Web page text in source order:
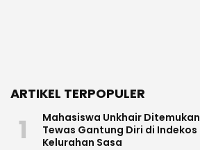
ARTIKEL TERPOPULER
1
Mahasiswa Unkhair Ditemukan
Tewas Gantung Diri di Indekos
Kelurahan Sasa